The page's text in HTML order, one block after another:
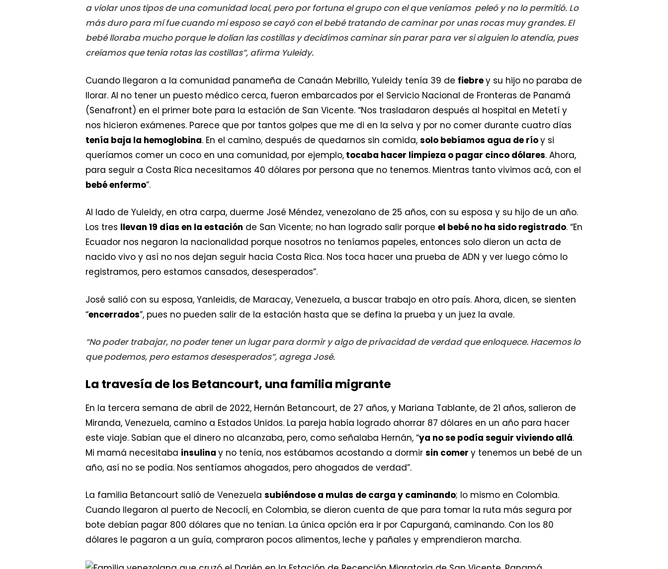
a violar unos tipos de una comunidad local, pero por fortuna el grupo con el que veníamos peleó y no lo permitió. Lo
más duro para mí fue cuando mi esposo se cayó con el bebé tratando de caminar por unas rocas muy grandes. El
bebé lloraba mucho porque le dolían las costillas y decidimos caminar sin parar para ver si alguien lo atendía, pues
creíamos que tenía rotas las costillas”, afirma Yuleidy.
Cuando llegaron a la comunidad panameña de Canaán Mebrillo, Yuleidy tenía 39 de fiebrey su hijo no paraba de
llorar. Al no tener un puesto médico cerca, fueron embarcados por el Servicio Nacional de Fronteras de Panamá
(Senafront) en el primer bote para la estación de San Vicente. “Nos trasladaron después al hospital en Metetí y
nos hicieron exámenes. Parece que por tantos golpes que me di en la selva y por no comer durante cuatro días
tenía baja la hemoglobina. En el camino, después de quedarnos sin comida, solo bebíamos agua de ríoy si
queríamos comer un coco en una comunidad, por ejemplo, tocaba hacer limpieza o pagar cinco dólares. Ahora,
para seguir a Costa Rica necesitamos 40 dólares por persona que no tenemos. Mientras tanto vivimos acá, con el
bebé enfermo”.
Al lado de Yuleidy, en otra carpa, duerme José Méndez, venezolano de 25 años, con su esposa y su hijo de un año.
Los tres llevan 19 días en la estación de San Vicente; no han logrado salir porque el bebé no ha sido registrado. “En
Ecuador nos negaron la nacionalidad porque nosotros no teníamos papeles, entonces solo dieron un acta de
nacido vivo y así no nos dejan seguir hacia Costa Rica. Nos toca hacer una prueba de ADN y ver luego cómo lo
registramos, pero estamos cansados, desesperados”.
José salió con su esposa, Yanleidis, de Maracay, Venezuela, a buscar trabajo en otro país. Ahora, dicen, se sienten
“encerrados”, pues no pueden salir de la estación hasta que se defina la prueba y un juez la avale.
“No poder trabajar, no poder tener un lugar para dormir y algo de privacidad de verdad que enloquece. Hacemos lo
que podemos, pero estamos desesperados”, agrega José.
La travesía de los Betancourt, una familia migrante
En la tercera semana de abril de 2022, Hernán Betancourt, de 27 años, y Mariana Tablante, de 21 años, salieron de
Miranda, Venezuela, camino a Estados Unidos. La pareja había logrado ahorrar 87 dólares en un año para hacer
este viaje. Sabían que el dinero no alcanzaba, pero, como señalaba Hernán, “ya no se podía seguir viviendo allá.
Mi mamá necesitaba insulina y no tenía, nos estábamos acostando a dormir sin comer y tenemos un bebé de un
año, así no se podía. Nos sentíamos ahogados, pero ahogados de verdad”.
La familia Betancourt salió de Venezuela subiéndose a mulas de carga y caminando; lo mismo en Colombia.
Cuando llegaron al puerto de Necoclí, en Colombia, se dieron cuenta de que para tomar la ruta más segura por
bote debían pagar 800 dólares que no tenían. La única opción era ir por Capurganá, caminando. Con los 80
dólares le pagaron a un guía, compraron pocos alimentos, leche y pañales y emprendieron marcha.